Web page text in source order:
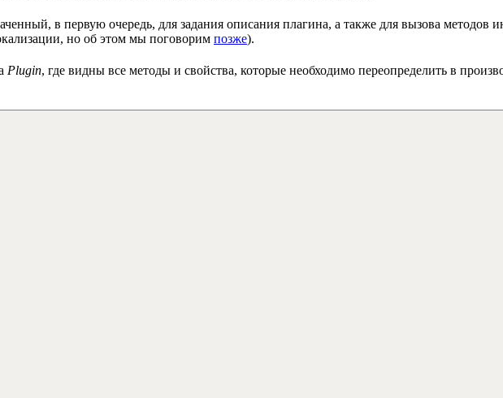
в первую очередь, для задания описания плагина, а также для вызова методов
но об этом мы поговорим позже).
Plugin, где видны все методы и свойства, которые необходимо переопределить в